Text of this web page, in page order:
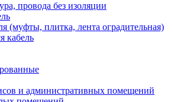
провода без изоляции
(муфты, плитка, лента оградительная)
кабель
и административных помещений